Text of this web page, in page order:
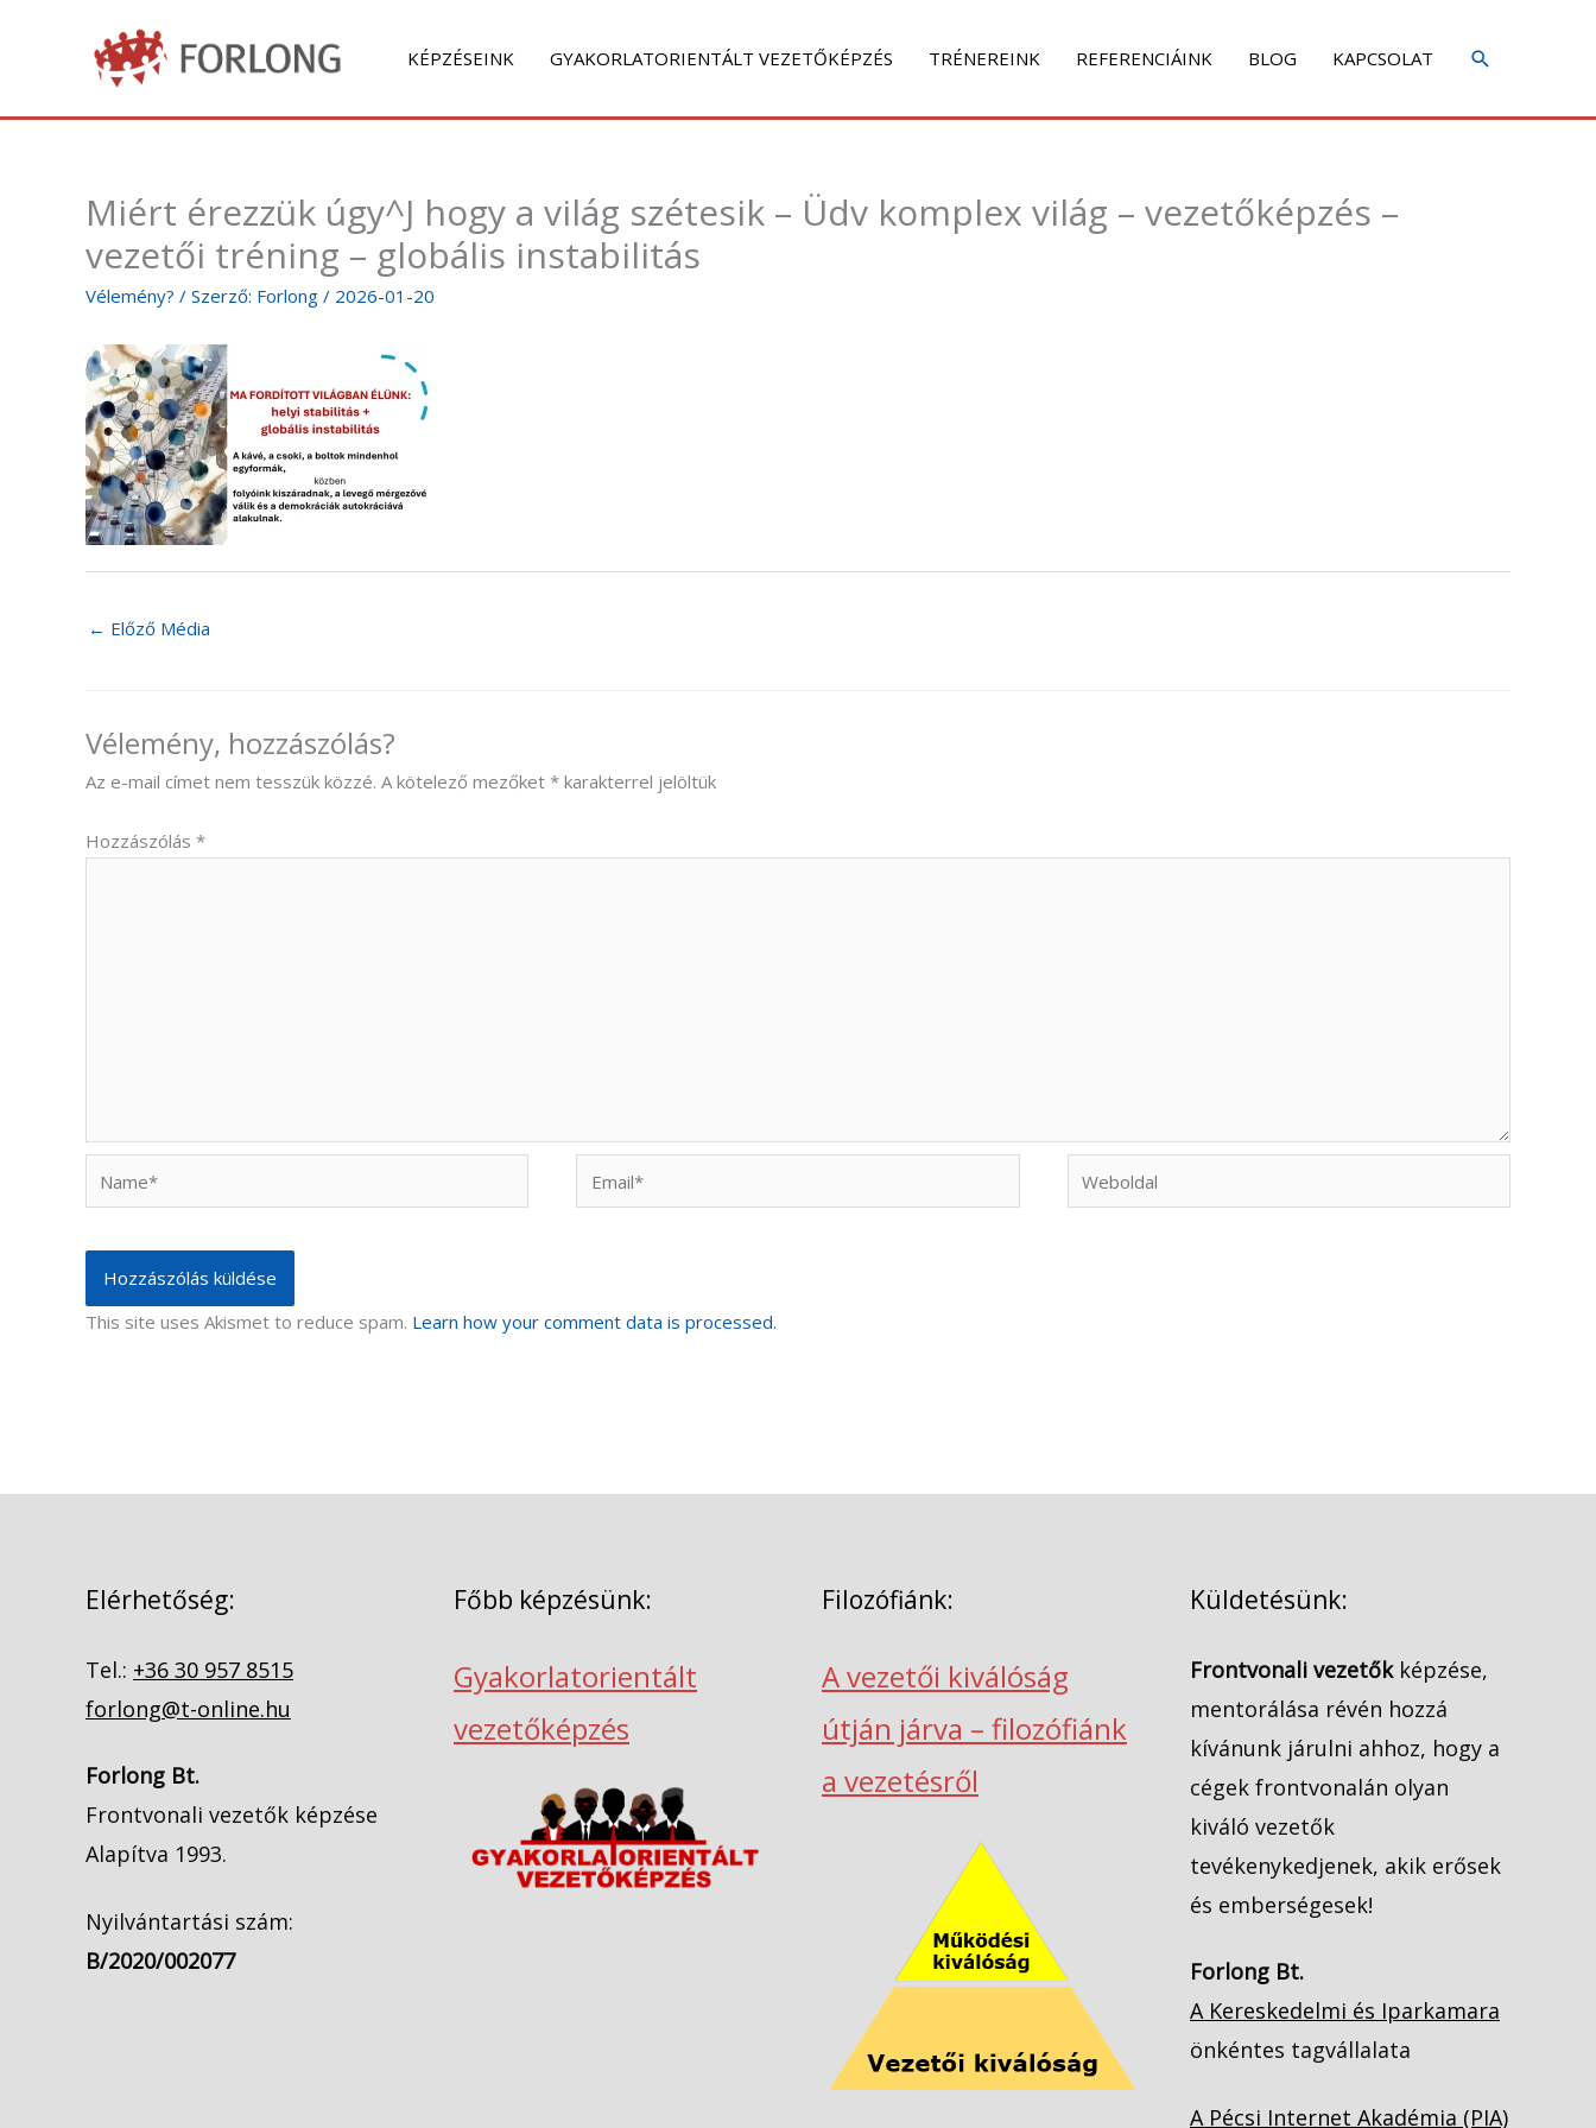
KÉPZÉSEINK GYAKORLATORIENTÁLT VEZETŐKÉPZÉS TRÉNEREINK REFERENCIÁINK BLOG KAPCSOLAT
Miért érezzük úgy^J hogy a világ szétesik – Üdv komplex világ – vezetőképzés –
vezetői tréning – globális instabilitás
Vélemény? / Szerző: Forlong / 2026-01-20
← Előző Média
Vélemény, hozzászólás?
Az e-mail címet nem tesszük közzé. A kötelező mezőket * karakterrel jelöltük
Hozzászólás *
This site uses Akismet to reduce spam. Learn how your comment data is processed.
Elérhetőség:
Tel.: +36 30 957 8515
forlong@t-online.hu
Forlong Bt.
Frontvonali vezetők képzése
Alapítva 1993.
Nyilvántartási szám:
B/2020/002077
Főbb képzésünk:
Gyakorlatorientált
vezetőképzés
Filozófiánk:
A vezetői kiválóság
útján járva – filozófiánk
a vezetésről
Küldetésünk:
Frontvonali vezetőkképzése,
mentorálása révén hozzá
kívánunk járulni ahhoz, hogy a
cégek frontvonalán olyan
kiváló vezetők
tevékenykedjenek, akik erősek
és emberségesek!
Forlong Bt.
A Kereskedelmi és Iparkamara
önkéntes tagvállalata
A Pécsi Internet Akadémia (PIA)